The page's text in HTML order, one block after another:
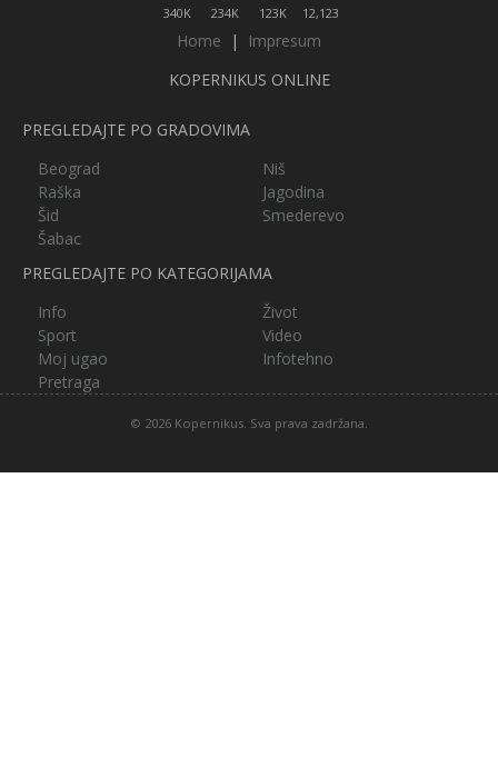
340K 234K 123K 12,123
Home |
Impresum
KOPERNIKUS ONLINE
PREGLEDAJTE PO GRADOVIMA
Beograd
Niš
Raška
Jagodina
Šid
Smederevo
Šabac
PREGLEDAJTE PO KATEGORIJAMA
Info
Život
Sport
Video
Moj ugao
Infotehno
Pretraga
© 2026 Kopernikus. Sva prava zadržana.